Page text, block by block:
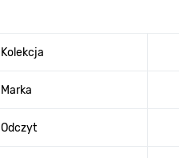
Kolekcja
Marka
Odczyt